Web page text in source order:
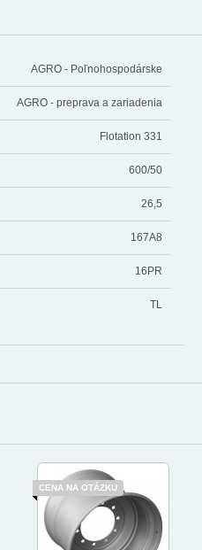
AGRO - Poľnohospodárske
AGRO - preprava a zariadenia
Flotation 331
600/50
26,5
167A8
16PR
TL
CENA NA OTÁZKU